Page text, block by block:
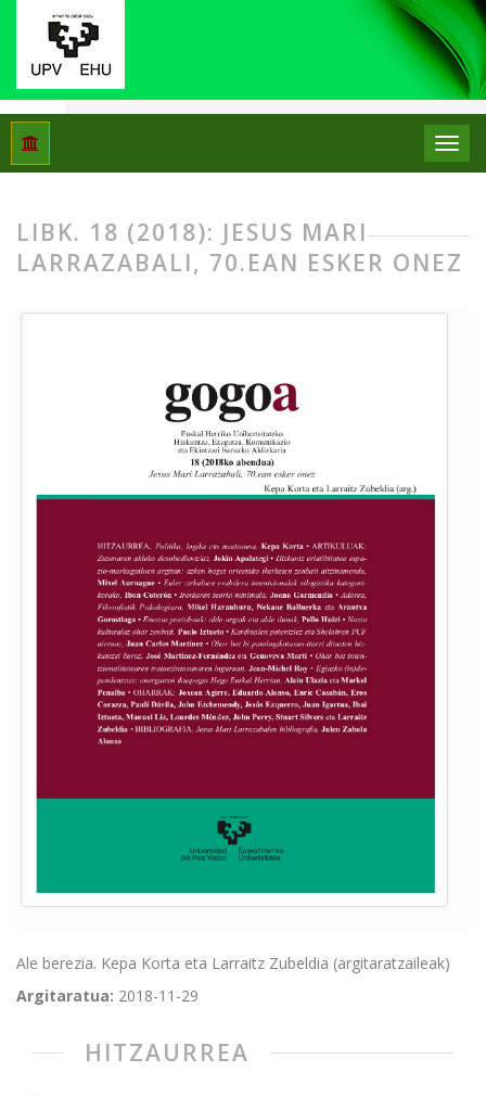
Hasiera Libk. 18 (2018): Jesus Mari Larrazabali,
LIBK. 18 (2018): JESUS MARI
LARRAZABALI, 70.EAN ESKER ONEZ
Ale berezia. Kepa Korta eta Larraitz Zubeldia (argitaratzaileak)
Argitaratua: 2018-11-29
HITZAURREA